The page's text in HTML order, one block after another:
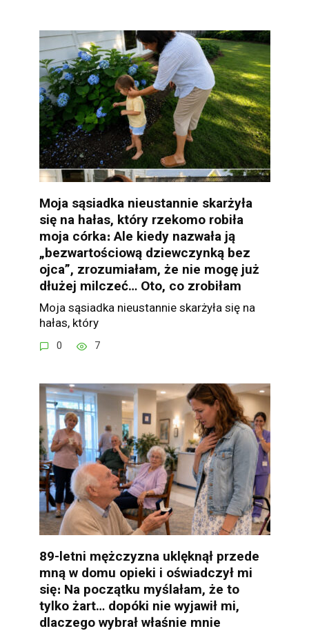
Moja sąsiadka nieustannie skarżyła
się na hałas, który rzekomo robiła
moja córka։ Ale kiedy nazwała ją
„bezwartościową dziewczynką bez
ojca”, zrozumiałam, że nie mogę już
dłużej milczeć… Oto, co zrobiłam
Moja sąsiadka nieustannie skarżyła się na
hałas, który
0 7
89-letni mężczyzna uklęknął przede
mną w domu opieki i oświadczył mi
się։ Na początku myślałam, że to
tylko żart… dopóki nie wyjawił mi,
dlaczego wybrał właśnie mnie